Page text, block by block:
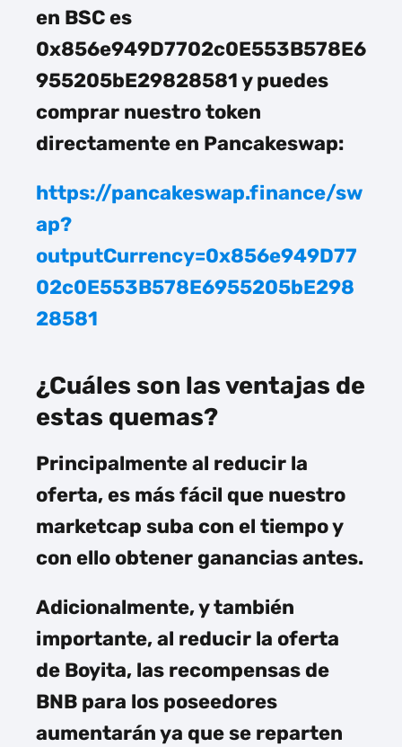
en BSC es
0x856e949D7702c0E553B578E6
955205bE29828581 y puedes
comprar nuestro token
directamente en Pancakeswap:
https://pancakeswap.finance/sw
ap?
outputCurrency=0x856e949D77
02c0E553B578E6955205bE298
28581
¿Cuáles son las ventajas de
estas quemas?
Principalmente al reducir la
oferta, es más fácil que nuestro
marketcap suba con el tiempo y
con ello obtener ganancias antes.
Adicionalmente, y también
importante, al reducir la oferta
de Boyita, las recompensas de
BNB para los poseedores
aumentarán ya que se reparten